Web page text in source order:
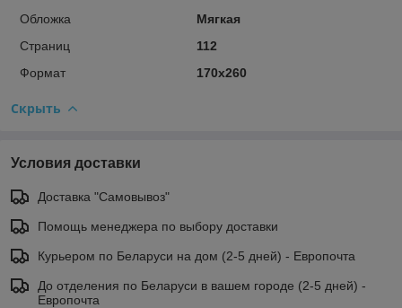
Обложка
Мягкая
Страниц
112
Формат
170х260
Скрыть
Условия доставки
Доставка "Самовывоз"
Помощь менеджера по выбору доставки
Курьером по Беларуси на дом (2-5 дней) - Европочта
До отделения по Беларуси в вашем городе (2-5 дней) -
Европочта